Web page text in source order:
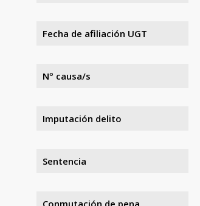
Fecha de afiliación UGT
Nº causa/s
Imputación delito
Sentencia
Conmutación de pena